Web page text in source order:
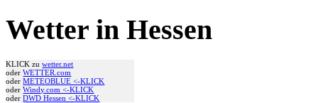
Wetter in Hessen
KLICK zuwetter.net
oderWETTER.com
oderMETEOBLUE <-KLICK
oderWindy.com <-KLICK
oderDWD Hessen <-KLICK